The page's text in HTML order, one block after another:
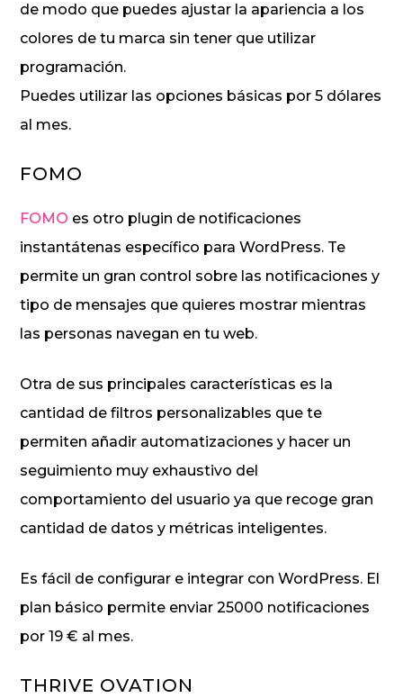
de modo que puedes ajustar la apariencia a los
colores de tu marca sin tener que utilizar
programación.
Puedes utilizar las opciones básicas por 5 dólares
al mes.
FOMO
FOMO es otro plugin de notificaciones
instantátenas específico para WordPress. Te
permite un gran control sobre las notificaciones y
tipo de mensajes que quieres mostrar mientras
las personas navegan en tu web.
Otra de sus principales características es la
cantidad de filtros personalizables que te
permiten añadir automatizaciones y hacer un
seguimiento muy exhaustivo del
comportamiento del usuario ya que recoge gran
cantidad de datos y métricas inteligentes.
Es fácil de configurar e integrar con WordPress. El
plan básico permite enviar 25000 notificaciones
por 19 € al mes.
THRIVE OVATION